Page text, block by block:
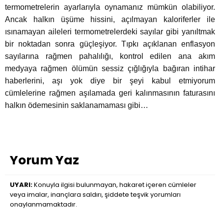
termometrelerin ayarlarıyla oynamanız mümkün olabiliyor.
Ancak halkın üşüme hissini, açılmayan kaloriferler ile
ısınamayan aileleri termometrelerdeki sayılar gibi yanıltmak
bir noktadan sonra güçleşiyor. Tıpkı açıklanan enflasyon
sayılarına rağmen pahalılığı, kontrol edilen ana akım
medyaya rağmen ölümün sessiz çığlığıyla bağıran intihar
haberlerini, aşı yok diye bir şeyi kabul etmiyorum
cümlelerine rağmen aşılamada geri kalınmasının faturasını
halkın ödemesinin saklanamaması gibi…
Yorum Yaz
UYARI:Konuyla ilgisi bulunmayan, hakaret içeren cümleler
veya imalar, inançlara saldırı, şiddete teşvik yorumları
onaylanmamaktadır.